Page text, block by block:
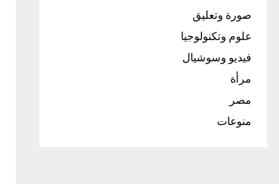
صورة وتعليق
علوم وتكنولوجيا
فيديو وسوشيال
مرأة
مصر
منوعات